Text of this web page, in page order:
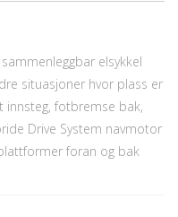
elsykkel
situasjoner hvor plass er
innsteg, fotbremse bak,
Drive System navmotor
foran og bak